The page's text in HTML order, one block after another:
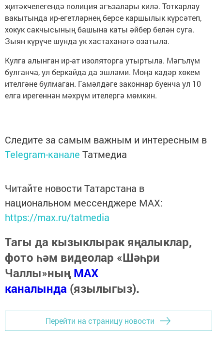
җитәкчелегендә полиция әгъзалары килә. Тоткарлау
вакытында ир-егетләрнең берсе каршылык күрсәтеп,
хокук сакчысының башына каты әйбер белән суга.
Зыян күрүче шунда ук хастаханәгә озатыла.
Кулга алынган ир-ат изоляторга утыртыла. Мәгълүм
булганча, ул беркайда да эшләми. Моңа кадәр хөкем
ителгәне булмаган. Гамәлдәге законнар буенча ул 10
елга ирегеннән мәхрүм ителергә мөмкин.
Следите за самым важным и интересным в
Telegram-канале Татмедиа
Читайте новости Татарстана в
национальном мессенджере MАХ:
https://max.ru/tatmedia
Тагы да кызыклырак яңалыклар,
фото һәм видеолар «Шәһри
Чаллы»ныңMAX
каналында (язылыгыз).
Перейти на страницу новости